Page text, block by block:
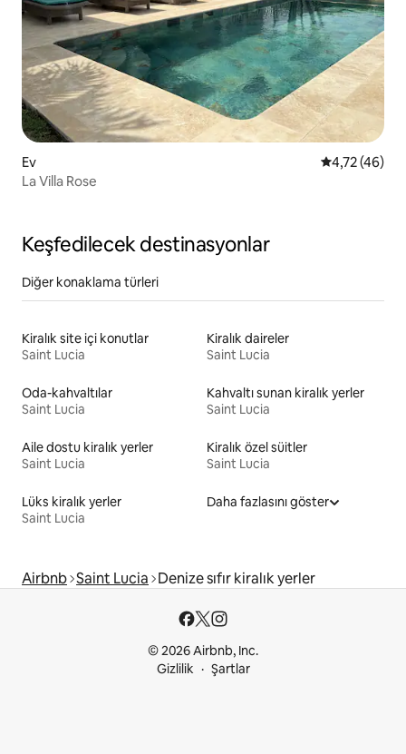
Ev 5 üzerinden
4,72 (46)
La Villa Rose
Keşfedilecek destinasyonlar
Diğer konaklama türleri
Kiralık site içi konutlar
Saint Lucia
Kiralık daireler
Saint Lucia
Oda-kahvaltılar
Saint Lucia
Kahvaltı sunan kiralık yerler
Saint Lucia
Aile dostu kiralık yerler
Saint Lucia
Kiralık özel süitler
Saint Lucia
Lüks kiralık yerler
Saint Lucia
Daha fazlasını göster
Airbnb Saint Lucia Denize sıfır kiralık yerler
© 2026 Airbnb, Inc.
Gizlilik
Şartlar